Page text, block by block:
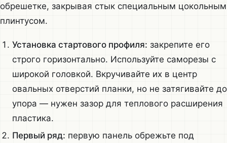
обрешетке, закрывая стык специальным цокольным
плинтусом.
Установка стартового профиля: закрепите его
строго горизонтально. Используйте саморезы с
широкой головкой. Вкручивайте их в центр
овальных отверстий планки, но не затягивайте до
упора — нужен зазор для теплового расширения
пластика.
Первый ряд: первую панель обрежьте под